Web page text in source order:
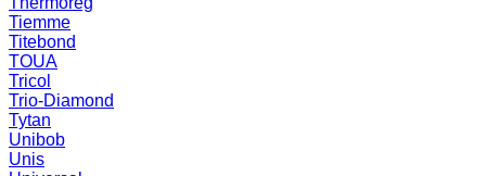
Tiemme
Titebond
TOUA
Tricol
Trio-Diamond
Tytan
Unibob
Unis